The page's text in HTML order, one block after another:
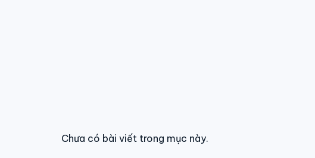
Chưa có bài viết trong mục này.